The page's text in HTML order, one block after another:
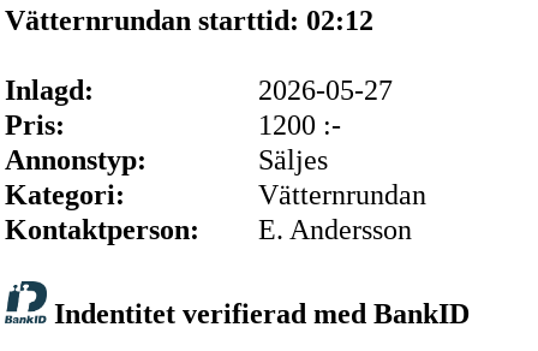
Vätternrundan starttid: 02:12
Inlagd:
2026-05-27
Pris:
1200 :-
Annonstyp:
Säljes
Kategori:
Vätternrundan
Kontaktperson:
E. Andersson
Indentitet verifierad med BankID